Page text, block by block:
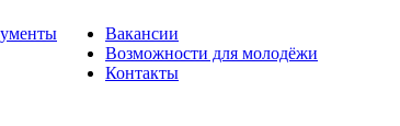
Вакансии
Возможности для молодёжи
Контакты